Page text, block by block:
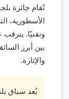
تُقام جائزة
وتقنيًا.
بين أبرز
والإثارة.
يُعد سباق